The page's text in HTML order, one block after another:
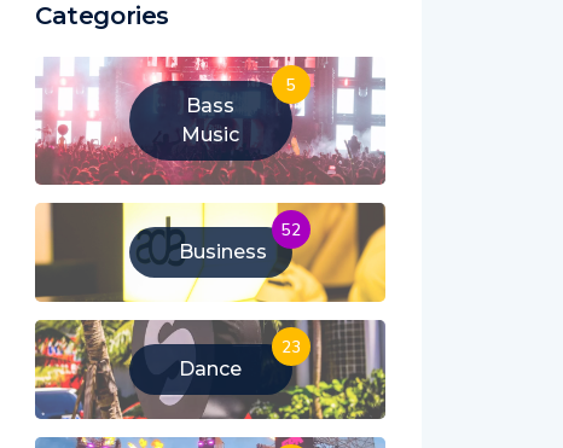
Categories
Bass
Music
5
Business
52
Dance
23